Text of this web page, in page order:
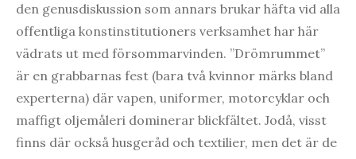
den genusdiskussion som annars brukar häfta vid alla
offentliga konstinstitutioners verksamhet har här
vädrats ut med försommarvinden. ”Drömrummet”
är en grabbarnas fest (bara två kvinnor märks bland
experterna) där vapen, uniformer, motorcyklar och
maffigt oljemåleri dominerar blickfältet. Jodå, visst
finns där också husgeråd och textilier, men det är de